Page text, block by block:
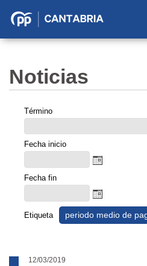
Partido
Cantabria
Noticias
Término
Fecha inicio
Fecha fin
Etiqueta periodo medio de
12/03/2019